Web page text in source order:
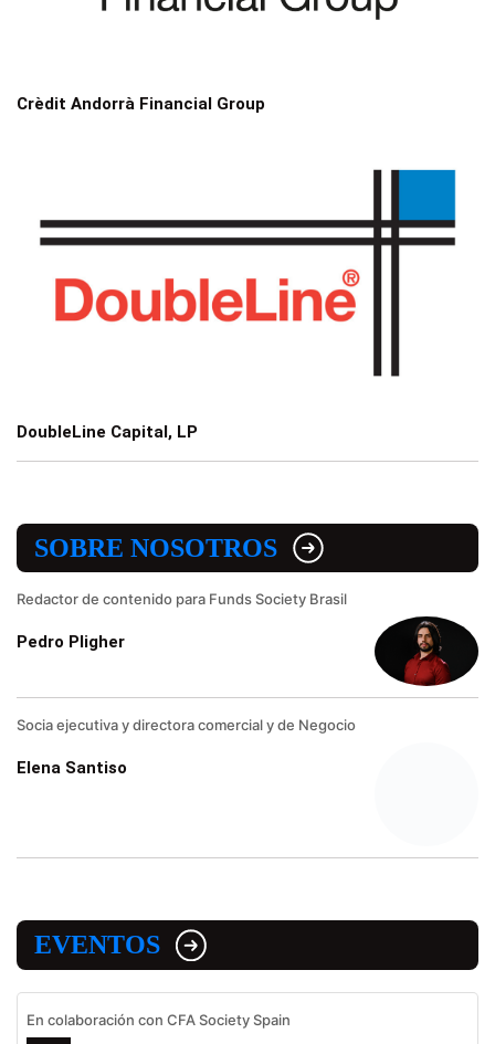
Crèdit Andorrà Financial Group
DoubleLine Capital, LP
SOBRE NOSOTROS
Redactor de contenido para Funds Society Brasil
Pedro Pligher
Socia ejecutiva y directora comercial y de Negocio
Elena Santiso
EVENTOS
En colaboración con CFA Society Spain